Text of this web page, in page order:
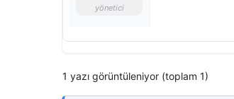
yönetici
1 yazı görüntüleniyor (toplam 1)